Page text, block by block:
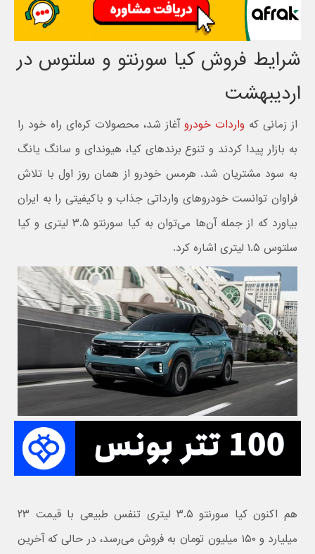
شرایط فروش کیا سورنتو و سلتوس در
اردیبهشت
از زمانی که واردات خودرو آغاز شد، محصولات کره‌ای راه خود را
به بازار پیدا کردند و تنوع برندهای کیا، هیوندای و سانگ یانگ
به سود مشتریان شد. هرمس خودرو از همان روز اول با تلاش
فراوان توانست خودروهای وارداتی جذاب و باکیفیتی را به ایران
بیاورد که از جمله آن‌ها می‌توان به کیا سورنتو ۳.۵ لیتری و کیا
سلتوس ۱.۵ لیتری اشاره کرد.
هم اکنون کیا سورنتو ۳.۵ لیتری تنفس طبیعی با قیمت ۲۳
میلیارد و ۱۵۰ میلیون تومان به فروش می‌رسد، در حالی که آخرین